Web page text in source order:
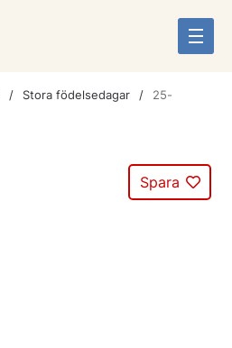
Stora födelsedagar
25-
Spara